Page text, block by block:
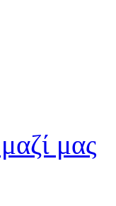
μας